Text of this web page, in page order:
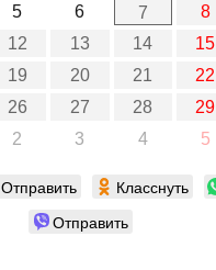
5 6 7 8
12 13 14 15
19 20 21 22
26 27 28 29
2 3 4 5
Отправить Класснуть
Отправить